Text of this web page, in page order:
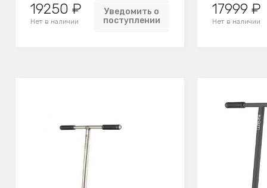
19250 ₽
Нет в наличии
Уведомить о
поступлении
17999 ₽
Нет в наличии